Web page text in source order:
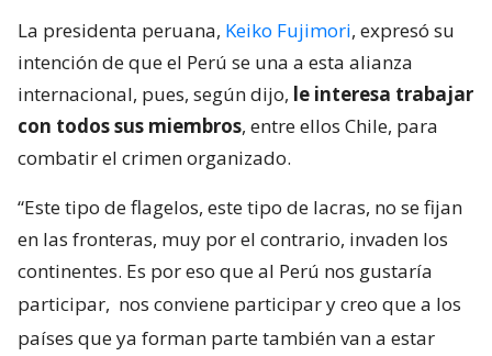
La presidenta peruana, Keiko Fujimori, expresó su
intención de que el Perú se una a esta alianza
internacional, pues, según dijo, le interesa trabajar
con todos sus miembros, entre ellos Chile, para
combatir el crimen organizado.
“Este tipo de flagelos, este tipo de lacras, no se fijan
en las fronteras, muy por el contrario, invaden los
continentes. Es por eso que al Perú nos gustaría
participar, nos conviene participar y creo que a los
países que ya forman parte también van a estar